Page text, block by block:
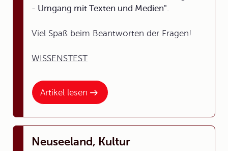
Artikel lesen
- Umgang mit Texten und Medien".
Viel Spaß beim Beantworten der Fragen!
WISSENSTEST
Neuseeland, Kultur